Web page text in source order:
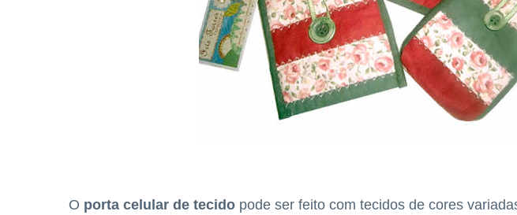
O porta celular de tecido pode ser feito com tecidos de cores